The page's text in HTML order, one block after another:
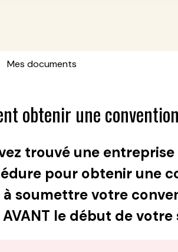
Mes documents
obtenir une
trouvé une
pour obtenir une
à soumettre votre
le début de votre